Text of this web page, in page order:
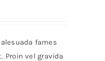
fames
Proin vel gravida